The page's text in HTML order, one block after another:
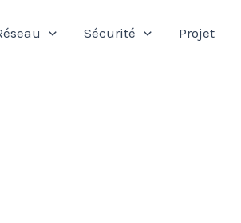
Sécurité Projet